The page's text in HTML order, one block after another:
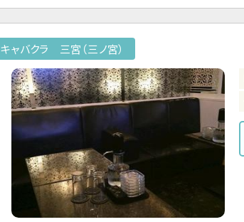
キャバクラ 三宮（三ノ宮）